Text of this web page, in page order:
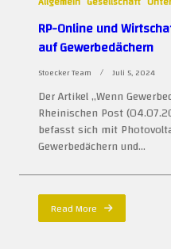
RP-Online und
auf Gewerbedächern
Stoecker Team Juli 5, 2024
Der Artikel „Wenn
Rheinischen Post
befasst sich mit
Gewerbedächern und...
Read More